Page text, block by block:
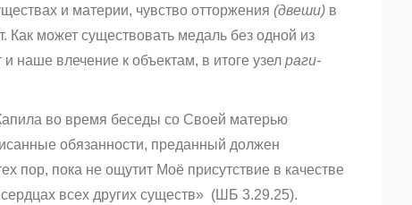
и материи, чувство отторжения (двеши) в
Как может существовать медаль без одной из
наше влечение к объектам, в итоге узел раги-
во время беседы со Своей матерью
обязанности, преданный должен
пор, пока не ощутит Моё присутствие в качестве
всех других существ» (ШБ 3.29.25).